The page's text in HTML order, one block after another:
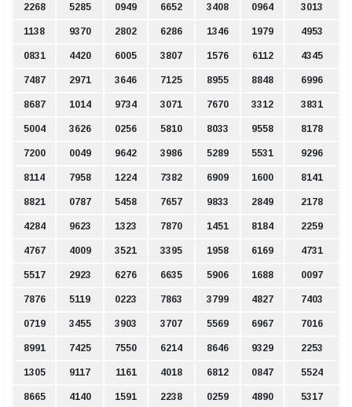
2268 5285 0949 6652 3408 0964 3013
1138 9370 2802 6286 1346 1979 4953
0831 4420 6005 3807 1576 6112 4345
7487 2971 3646 7125 8955 8848 6996
8687 1014 9734 3071 7670 3312 3831
5004 3626 0256 5810 8033 9558 8178
7200 0049 9642 3986 5289 5531 9296
8114 7958 1224 7382 6909 1600 8141
8821 0787 5458 7657 9833 2849 2178
4284 9623 1323 7870 1451 8184 2259
4767 4009 3521 3395 1958 6169 4731
5517 2923 6276 6635 5906 1688 0097
7876 5119 0223 7863 3799 4827 7403
0719 3455 3903 3707 5569 6967 7016
8991 7425 7550 6214 8646 9329 2253
1305 9117 1161 4018 6812 0847 5524
8665 4140 1591 2238 0259 4890 5317